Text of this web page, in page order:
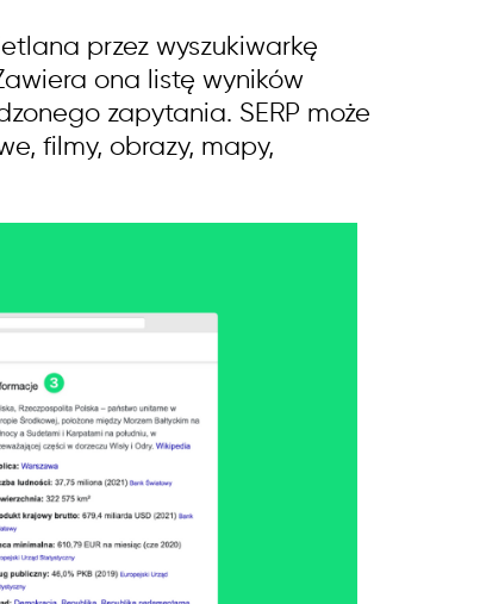
przez wyszukiwarkę
ona listę wyników
zapytania. SERP może
filmy, obrazy, mapy,